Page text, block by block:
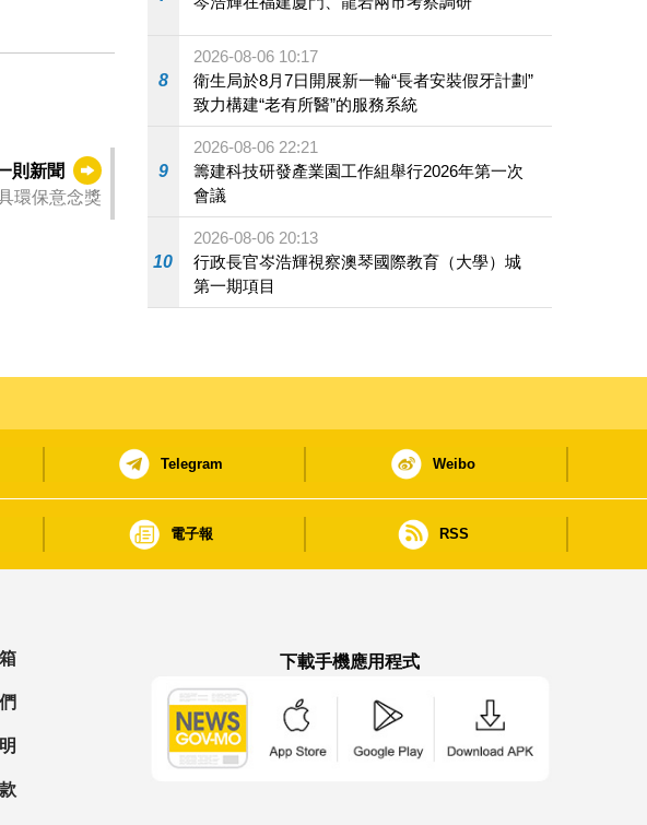
則新聞
環保意念獎
8
2026-08-06 10:17
衛生局於8月7日開展新一輪“長者安裝假牙計劃”
致力構建“老有所醫”的服務系統
9
2026-08-06 22:21
籌建科技研發產業園工作組舉行2026年第一次
會議
10
2026-08-06 20:13
行政長官岑浩輝視察澳琴國際教育（大學）城
第一期項目
Telegram Weibo
電子報 RSS
下載手機應用程式